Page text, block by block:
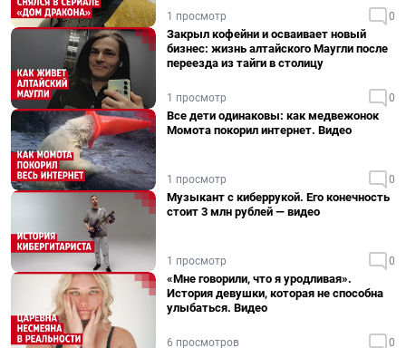
1 просмотр 0
Закрыл кофейни и осваивает новый
бизнес: жизнь алтайского Маугли после
переезда из тайги в столицу
1 просмотр 0
Все дети одинаковы: как медвежонок
Момота покорил интернет. Видео
1 просмотр 0
Музыкант с киберрукой. Его конечность
стоит 3 млн рублей — видео
1 просмотр 0
«Мне говорили, что я уродливая».
История девушки, которая не способна
улыбаться. Видео
6 просмотров 0